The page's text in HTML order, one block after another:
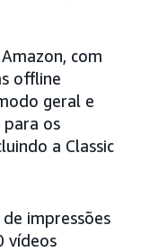
com
offline
geral e
os
a Classic
impressões
vídeos